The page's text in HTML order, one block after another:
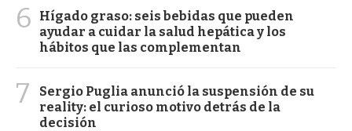
6
Hígado graso: seis bebidas que pueden
ayudar a cuidar la salud hepática y los
hábitos que las complementan
7
Sergio Puglia anunció la suspensión de su
reality: el curioso motivo detrás de la
decisión